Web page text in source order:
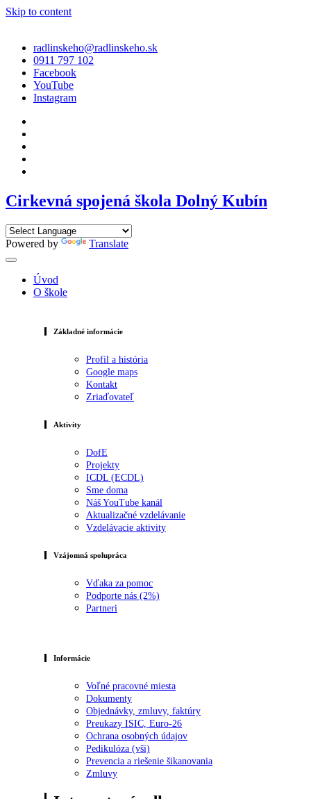
Skip to content
radlinskeho@radlinskeho.sk
0911 797 102
Facebook
YouTube
Instagram
Cirkevná spojená škola Dolný Kubín
Powered by Translate
Úvod
O škole
Základné informácie
Profil a história
Google maps
Kontakt
Zriaďovateľ
Aktivity
DofE
Projekty
ICDL (ECDL)
Sme doma
Náš YouTube kanál
Aktualizačné vzdelávanie
Vzdelávacie aktivity
Vzájomná spolupráca
Vďaka za pomoc
Podporte nás (2%)
Partneri
Informácie
Voľné pracovné miesta
Dokumenty
Objednávky, zmluvy, faktúry
Preukazy ISIC, Euro-26
Ochrana osobných údajov
Pedikulóza (vši)
Prevencia a riešenie šikanovania
Zmluvy